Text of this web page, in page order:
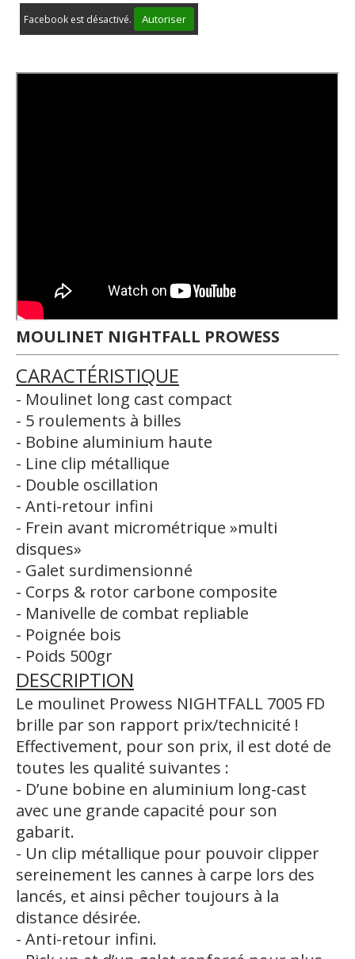
Facebook est désactivé. Autoriser
MOULINET NIGHTFALL PROWESS
CARACTÉRISTIQUE
- Moulinet long cast compact
- 5 roulements à billes
- Bobine aluminium haute
- Line clip métallique
- Double oscillation
- Anti-retour infini
- Frein avant micrométrique »multi
disques»
- Galet surdimensionné
- Corps & rotor carbone composite
- Manivelle de combat repliable
- Poignée bois
- Poids 500gr
DESCRIPTION
Le moulinet Prowess NIGHTFALL 7005 FD
brille par son rapport prix/technicité !
Effectivement, pour son prix, il est doté de
toutes les qualité suivantes :
- D’une bobine en aluminium long-cast
avec une grande capacité pour son
gabarit.
- Un clip métallique pour pouvoir clipper
sereinement les cannes à carpe lors des
lancés, et ainsi pêcher toujours à la
distance désirée.
- Anti-retour infini.